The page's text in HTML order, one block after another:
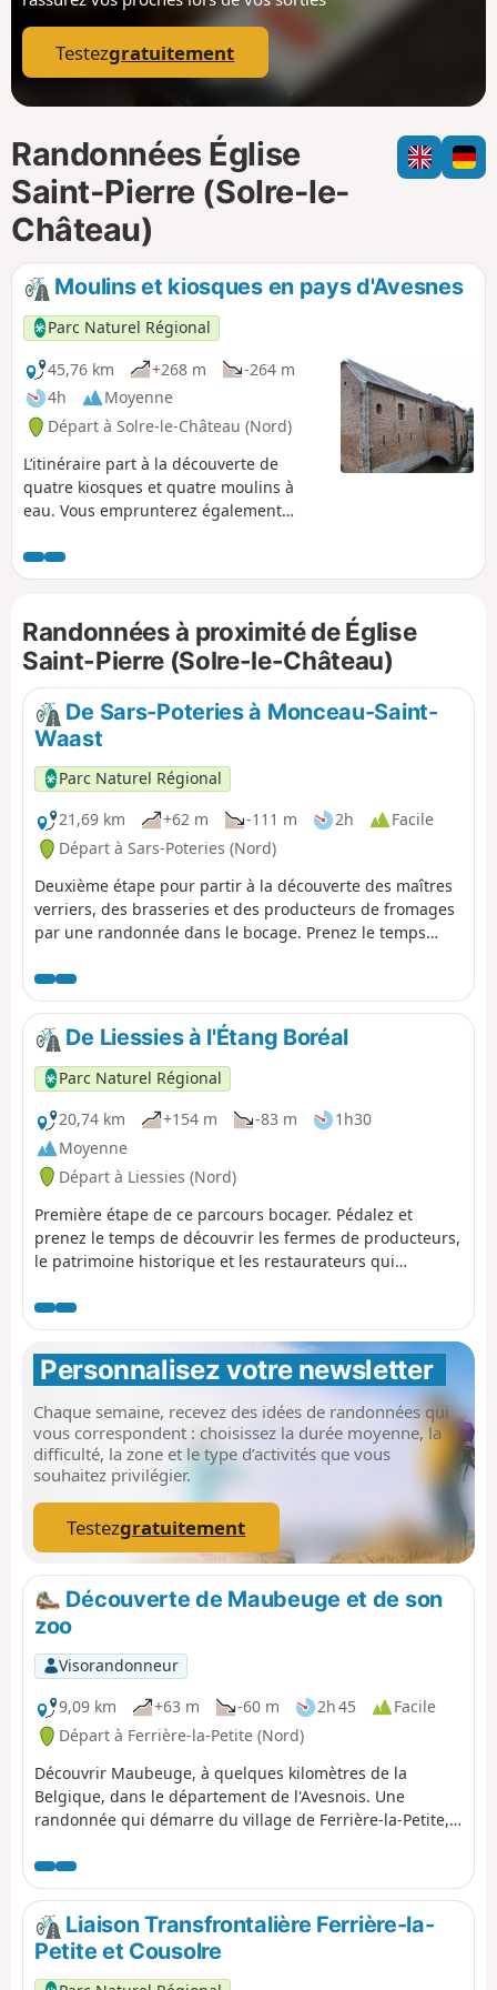
p
Testezgratuitement
Randonnées Église
Saint-Pierre (Solre-le-
Château)
Moulins et kiosques en pays d'Avesnes
Parc Naturel Régional
45,76 km
+268 m
-264 m
4h
Moyenne
Départ à Solre-le-Château (Nord)
L’itinéraire part à la découverte de
quatre kiosques et quatre moulins à
eau. Vous emprunterez également
Voie Verte. Ce parcours vallonné sera
effectué par des cyclotouristes avertis
accessible à la famille.
Randonnées à proximité de Église
Saint-Pierre (Solre-le-Château)
De Sars-Poteries à Monceau-Saint-
Waast
Parc Naturel Régional
21,69 km
+62 m -111 m 2h
Facile
Départ à Sars-Poteries (Nord)
Deuxième étape pour partir à la découverte des maîtres
verriers, des brasseries et des producteurs de fromages
par une randonnée dans le bocage. Prenez le temps
De Liessies à l'Étang Boréal
Parc Naturel Régional
20,74 km
+154 m -83 m
1h30
Moyenne
Départ à Liessies (Nord)
Première étape de ce parcours bocager. Pédalez et
prenez le temps de découvrir les fermes de producteurs,
le patrimoine historique et les restaurateurs qui
laissez vous raconter l'histoire du paysage ...
Personnalisez votre newsletter
Chaque semaine, recevez des idées de randonnées qui
vous correspondent : choisissez la durée moyenne, la
difficulté, la zone et le type d’activités que vous
souhaitez privilégier.
Testezgratuitement
Découverte de Maubeuge et de son
zoo
Visorandonneur
9,09 km
+63 m -60 m 2h 45
Facile
Départ à Ferrière-la-Petite (Nord)
Découvrir Maubeuge, à quelques kilomètres de la
Belgique, dans le département de l'Avesnois. Une
randonnée qui démarre du village de Ferrière-la-Petite,
fortifications de remparts de Vauban, une ville d'histoire
avec ses musées, ses jardins et parcs. Marcher le long
de la Rivière de la Sambre, sans oublier, à l'arriver, le
magnifique Zoo de Maubeuge.
Liaison Transfrontalière Ferrière-la-
Petite et Cousolre